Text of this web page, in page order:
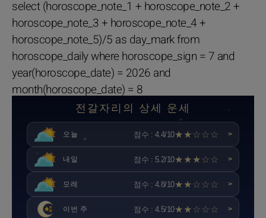
select (horoscope_note_1 + horoscope_note_2 +
horoscope_note_3 + horoscope_note_4 +
horoscope_note_5)/5 as day_mark from
horoscope_daily where horoscope_sign = 7 and
year(horoscope_date) = 2026 and
month(horoscope_date) = 8
전갈자리의 상세 운세
오늘 점수 : 4.4/10★★☆☆☆ >
내일 점수 : 5.2/10★★★☆☆ >
모레 점수 : 4.8/10★★☆☆☆ >
이번 주 점수 : 4.5/10★★☆☆☆ >